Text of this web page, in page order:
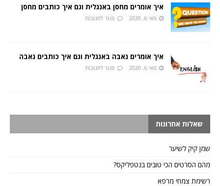
איך אומרים מחסן באנגלית וגם איך כותבים מחסן
מאי 6, 2020 סגור לתגובות
איך אומרים נאבה באנגלית וגם איך כותבים נאבה
מאי 6, 2020 סגור לתגובות
שאלות אחרונות
שמן קיק לשיער
מהם הסרטים הכי טובים בנטפליקס?
רשימת צמחי מרפא